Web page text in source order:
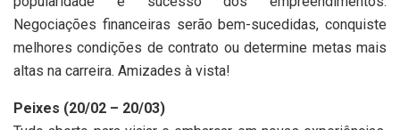
Negociações financeiras serão bem-sucedidas, conquiste
melhores condições de contrato ou determine metas mais
altas na carreira. Amizades à vista!
Peixes (20/02 – 20/03)